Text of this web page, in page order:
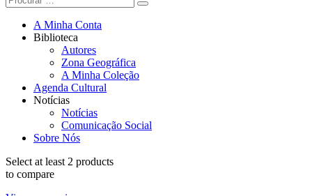
A Minha Conta
Biblioteca
Autores
Zona Geográfica
A Minha Coleção
Agenda Cultural
Notícias
Notícias
Comunicação Social
Sobre Nós
Select at least 2 products
to compare